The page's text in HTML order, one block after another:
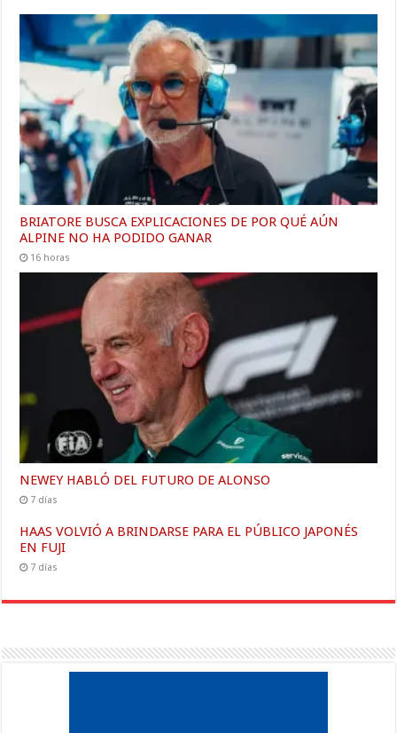
BRIATORE BUSCA EXPLICACIONES DE POR QUÉ AÚN
ALPINE NO HA PODIDO GANAR
16 horas
NEWEY HABLÓ DEL FUTURO DE ALONSO
7 días
HAAS VOLVIÓ A BRINDARSE PARA EL PÚBLICO JAPONÉS
EN FUJI
7 días